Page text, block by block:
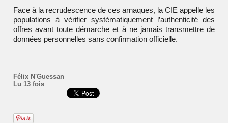
Face à la recrudescence de ces arnaques, la CIE appelle les
populations à vérifier systématiquement l’authenticité des
offres avant toute démarche et à ne jamais transmettre de
données personnelles sans confirmation officielle.
Félix N'Guessan
Lu 13 fois